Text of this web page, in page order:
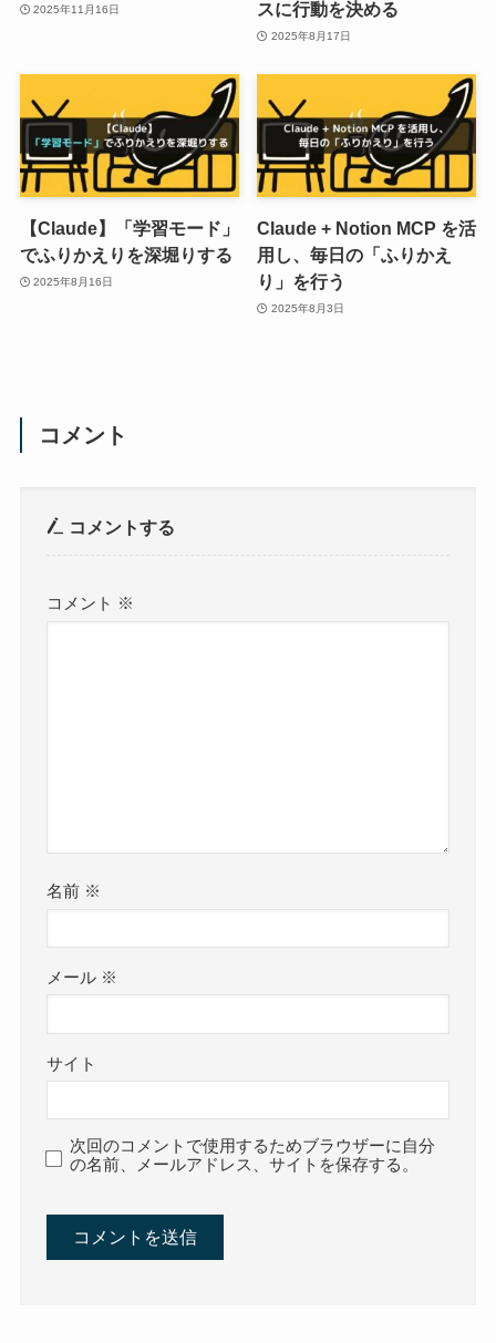
2025年11月16日 スに行動を決める
2025年8月17日
【Claude】「学習モード」
でふりかえりを深堀りする
2025年8月16日
Claude + Notion MCP を活
用し、毎日の「ふりかえ
り」を行う
2025年8月3日
コメント
コメントする
コメント ※
名前 ※
メール ※
サイト
次回のコメントで使用するためブラウザーに自分
の名前、メールアドレス、サイトを保存する。